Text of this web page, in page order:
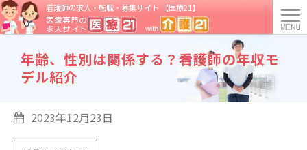
看護師の求人・転職・募集サイト 【医療21】
年齢、性別は関係する？看護師の年収モ
デル紹介
2023年12月23日